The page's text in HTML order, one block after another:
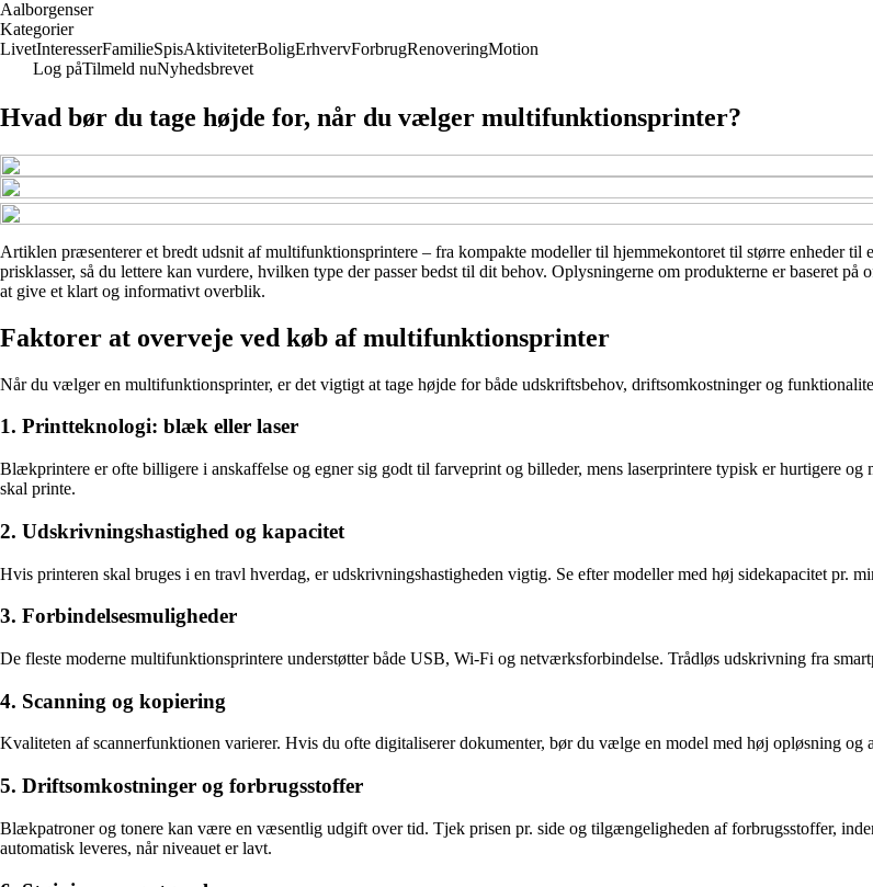
Aalborgenser
Kategorier
LivetInteresserFamilieSpisAktiviteterBoligErhvervForbrugRenoveringMotion
Log påTilmeld nuNyhedsbrevet
Hvad bør du tage højde for, når du vælger multifunktionsprinter?
Artiklen præsenterer et bredt udsnit af multifunktionsprintere – fra kompakte modeller til hjemmekontoret til større enheder
prisklasser, så du lettere kan vurdere, hvilken type der passer bedst til dit behov. Oplysningerne om produkterne er baseret
at give et klart og informativt overblik.
Faktorer at overveje ved køb af multifunktionsprinter
Når du vælger en multifunktionsprinter, er det vigtigt at tage højde for både udskriftsbehov, driftsomkostninger og
1. Printteknologi: blæk eller laser
Blækprintere er ofte billigere i anskaffelse og egner sig godt til farveprint og billeder, mens laserprintere typisk er hurtigere
skal printe.
2. Udskrivningshastighed og kapacitet
Hvis printeren skal bruges i en travl hverdag, er udskrivningshastigheden vigtig. Se efter modeller med høj sidekapacitet pr.
3. Forbindelsesmuligheder
De fleste moderne multifunktionsprintere understøtter både USB, Wi-Fi og netværksforbindelse. Trådløs udskrivning fra
4. Scanning og kopiering
Kvaliteten af scannerfunktionen varierer. Hvis du ofte digitaliserer dokumenter, bør du vælge en model med høj opløsning
5. Driftsomkostninger og forbrugsstoffer
Blækpatroner og tonere kan være en væsentlig udgift over tid. Tjek prisen pr. side og tilgængeligheden af forbrugsstoffer,
automatisk leveres, når niveauet er lavt.